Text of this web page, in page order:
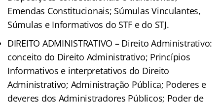
Emendas Constitucionais; Súmulas Vinculantes,
Súmulas e Informativos do STF e do STJ.
DIREITO ADMINISTRATIVO – Direito Administrativo:
conceito do Direito Administrativo; Princípios
Informativos e interpretativos do Direito
Administrativo; Administração Pública; Poderes e
deveres dos Administradores Públicos; Poder de